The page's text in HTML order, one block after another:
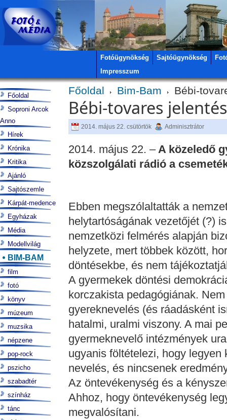
Fotóügynökség Sajtóügynökség
Impresszum
Főoldal Bim-Bam Bébi-
Bébi-tovares jelentés
2014. május 22. csütörtök Adminisztrátor
2014. május 22. –A közeledő
közszolgálati rádió a
Ebben megszólaltatták a
helytartóságának vezetőjét (?)
nemzetközi felmérés alapján
helyzete, mert többek között,
döntésekbe, és nem
A gyermekek döntési
korczakista pedagógiának.
gyereknevelés (és ráadásként
hatalmi, uralmi viszony. A mai
gyermeknevelő intézmények
ugyanis föltételezi, hogy
nevelés, és nincsenek
Az öntevékenység és a
Ahhoz, hogy öntevékenység
megvalósítani.
Főoldal
Soproni Arcok
Anno
Hírek
Krónika
Kritika
Ajánló
Sajtószemle
Kárpát-medence
Egyházak
Média
Modellvilág
BIM-BAM
film
fotó
könyv
múzeum
muzsika
népzene
pop-rock
pszicho
szabadtér
színház
tánc